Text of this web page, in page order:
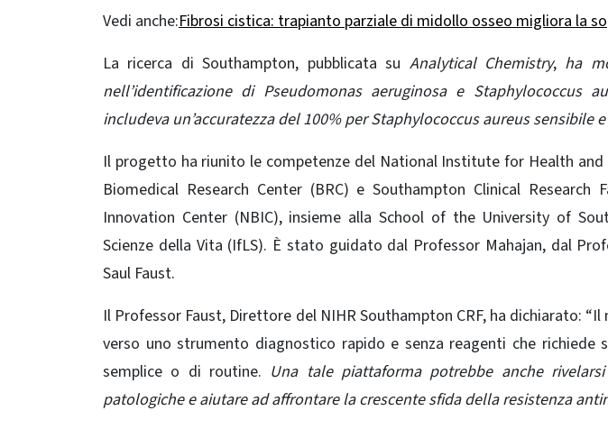
Vedi anche:Fibrosi cistica: trapianto parziale di midollo osseo migliora la
La ricerca di Southampton, pubblicata su Analytical Chemistry, ha
nell’identificazione di Pseudomonas aeruginosa e
includeva un’accuratezza del 100% per Staphylococcus aureus sensibile
Il progetto ha riunito le competenze del National Institute for Health and
Biomedical Research Center (BRC) e Southampton Clinical Research
Innovation Center (NBIC), insieme alla School of the University of
Scienze della Vita (IfLS). È stato guidato dal Professor Mahajan, dal
Saul Faust.
Il Professor Faust, Direttore del NIHR Southampton CRF, ha dichiarato:
verso uno strumento diagnostico rapido e senza reagenti che richiede
semplice o di routine. Una tale piattaforma potrebbe anche
patologiche e aiutare ad affrontare la crescente sfida della resistenza